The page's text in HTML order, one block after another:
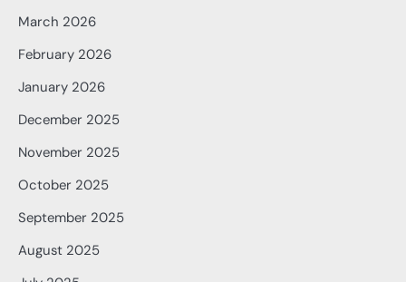
March 2026
February 2026
January 2026
December 2025
November 2025
October 2025
September 2025
August 2025